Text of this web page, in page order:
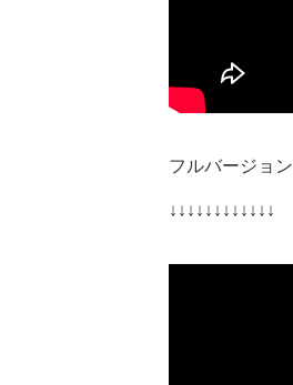
フルバージョン
↓↓↓↓↓↓↓↓↓↓↓↓​